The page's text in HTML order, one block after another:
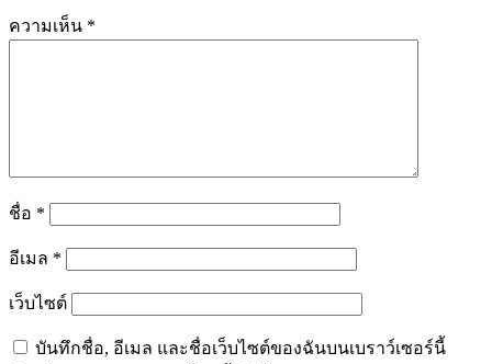
ความเห็น *
ชื่อ *
อีเมล *
เว็บไซต์
บันทึกชื่อ, อีเมล และชื่อเว็บไซต์ของฉันบนเบราว์เซอร์นี้